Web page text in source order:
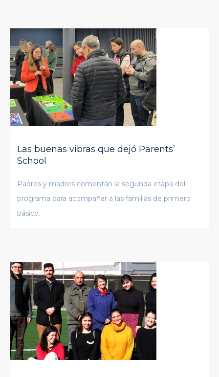
Las buenas vibras que dejó Parents’
School
Padres y madres comentan la segunda etapa del
programa para acompañar a las familias de primero
básico.